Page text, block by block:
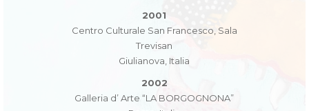
2001
Centro Culturale San Francesco, Sala
Trevisan
Giulianova, Italia
2002
Galleria d’ Arte “LA BORGOGNONA”